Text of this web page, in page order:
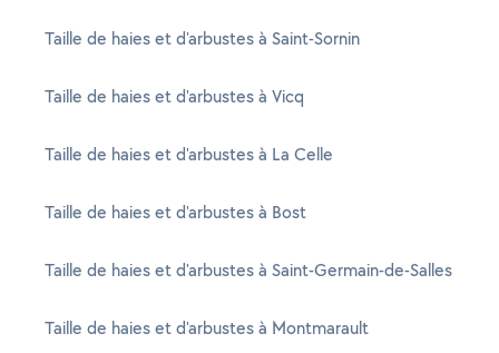
Taille de haies et d'arbustes à Saint-Sornin
Taille de haies et d'arbustes à Vicq
Taille de haies et d'arbustes à La Celle
Taille de haies et d'arbustes à Bost
Taille de haies et d'arbustes à Saint-Germain-de-Salles
Taille de haies et d'arbustes à Montmarault